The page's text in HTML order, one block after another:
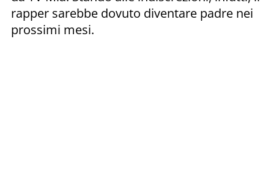
rapper sarebbe dovuto diventare padre nei
prossimi mesi.